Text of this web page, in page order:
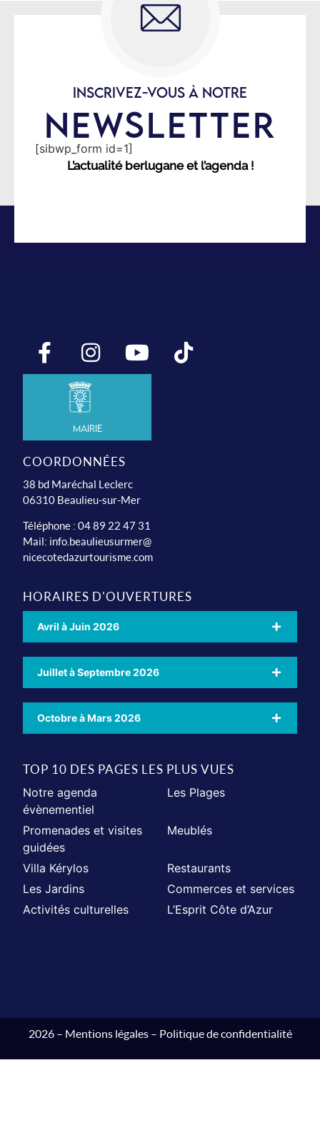
INSCRIVEZ-VOUS À NOTRE
NEWSLETTER
[sibwp_form id=1]
L’actualité berlugane et l’agenda !
Mairie
COORDONNÉES
38 bd Maréchal Leclerc
06310 Beaulieu-sur-Mer
Téléphone : 04 89 22 47 31
Mail: info.beaulieusurmer@
nicecotedazurtourisme.com
HORAIRES D'OUVERTURES
Avril à Juin 2026
Juillet à Septembre 2026
Octobre à Mars 2026
TOP 10 DES PAGES LES PLUS VUES
Notre agenda
évènementiel
Les Plages
Promenades et visites
guidées
Meublés
Villa Kérylos
Restaurants
Les Jardins
Commerces et services
Activités culturelles
L’Esprit Côte d’Azur
2026 – Mentions légales– Politique de confidentialité